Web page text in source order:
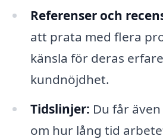
Referenser och
att prata med flera
känsla för deras
kundnöjdhet.
Tidslinjer: Du får
om hur lång tid